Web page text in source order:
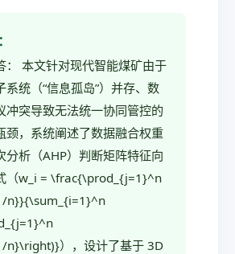
： 本文针对现代智能煤矿由于
系统（“信息孤岛”）并存、数
冲突导致无法统一协同管控的
颈，系统阐述了数据融合权重
分析（AHP）判断矩阵特征向
（w_i = \frac{\prod_{j=1}^n
n}}{\sum_{i=1}^n
n}\right)}），设计了基于 3D